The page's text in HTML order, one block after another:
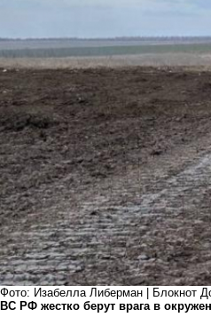
Фото: Изабелла Либерман | Блокнот
ВС РФ жестко берут врага в